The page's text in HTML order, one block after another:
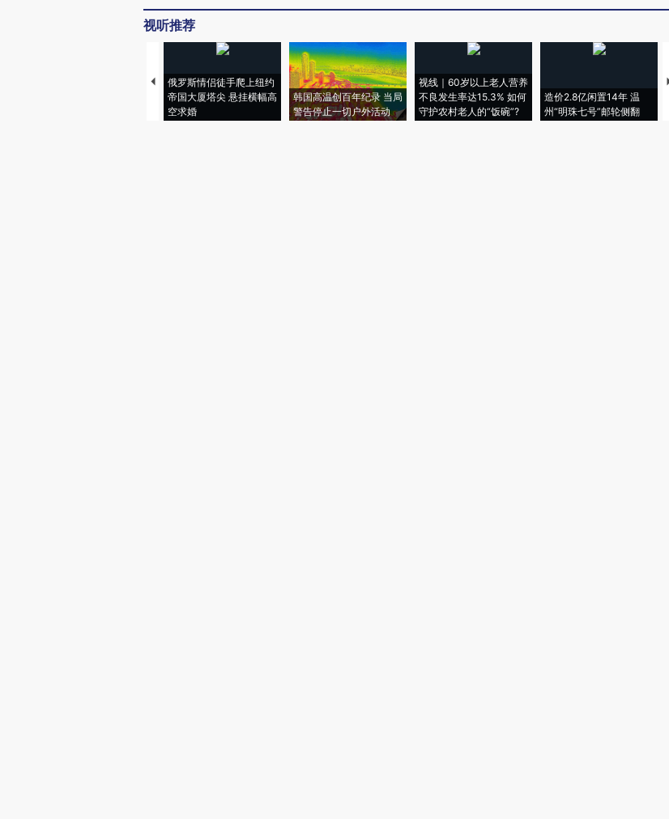
视听推荐
俄罗斯情侣徒手爬上纽约
帝国大厦塔尖 悬挂横幅高
空求婚
韩国高温创百年纪录 当局
警告停止一切户外活动
视线｜60岁以上老人营养
不良发生率达15.3% 如何
守护农村老人的“饭碗”?
造价2.8亿闲置14年 温
州“明珠七号”邮轮侧翻